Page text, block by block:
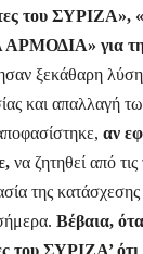
του
για τη
ξεκάθαρη
και απαλλαγή
αν
να ζητηθεί από
της
Βέβαια,